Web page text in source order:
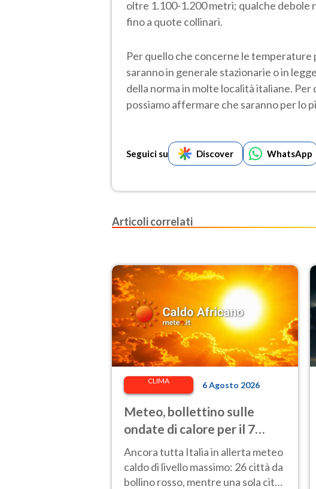
oltre 1.100-1.200 metri; qualche debole
fino a quote collinari.
Per quello che concerne le temperature
saranno in generale stazionarie o in
della norma in molte località italiane.
possiamo affermare che saranno per lo
Seguici su Discover WhatsApp
Articoli correlati
CLIMA 6 Agosto 2026
Meteo, bollettino sulle
ondate di calore per il 7
agosto 2026: 26 città da
bollino rosso in Italia
Ancora tutta Italia in allerta meteo
caldo di livello massimo: 26 città da
bollino rosso, mentre una sola città